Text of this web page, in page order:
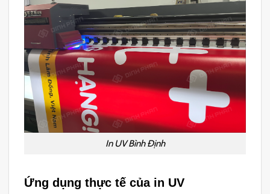
In UV Bình Định
Ứng dụng thực tế của in UV